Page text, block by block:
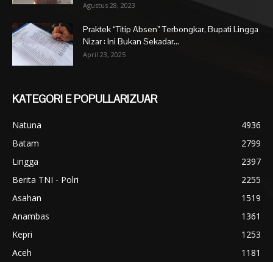
Agustus 28, 2023
Praktek “Titip Absen” Terbongkar, Bupati Lingga
Nizar : Ini Bukan Sekadar...
April 23, 2025
KATEGORI E POPULLARIZUAR
Natuna
4936
Batam
2799
Lingga
2397
Berita TNI - Polri
2255
Asahan
1519
Anambas
1361
Kepri
1253
Aceh
1181